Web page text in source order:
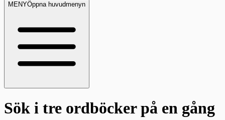
MENYÖppna huvudmenyn
Sök i tre ordböckerpå en gång